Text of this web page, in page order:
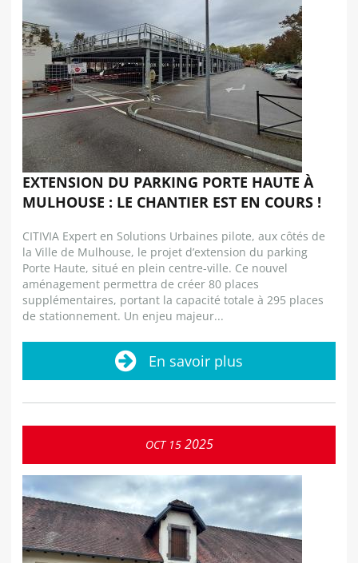
EXTENSION DU PARKING PORTE HAUTE À
MULHOUSE : LE CHANTIER EST EN COURS !
CITIVIA Expert en Solutions Urbaines pilote, aux côtés de
la Ville de Mulhouse, le projet d’extension du parking
Porte Haute, situé en plein centre-ville. Ce nouvel
aménagement permettra de créer 80 places
supplémentaires, portant la capacité totale à 295 places
de stationnement. Un enjeu majeur...
En savoir plus
OCT 15 2025